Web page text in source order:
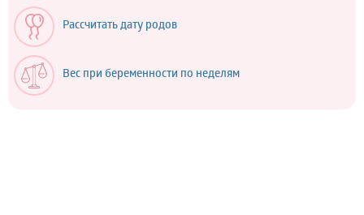
Рассчитать дату родов
Вес при беременности по неделям